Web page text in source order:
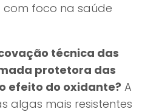
com foco na saúde
técnica das
protetora das
efeito do oxidante? A
algas mais resistentes